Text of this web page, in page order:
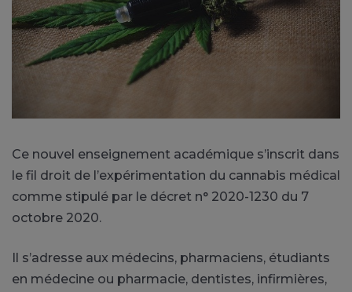
Ce nouvel enseignement académique s’inscrit dans
le fil droit de l’expérimentation du cannabis médical
comme stipulé par le décret n° 2020-1230 du 7
octobre 2020.
Il s’adresse aux médecins, pharmaciens, étudiants
en médecine ou pharmacie, dentistes, infirmières,